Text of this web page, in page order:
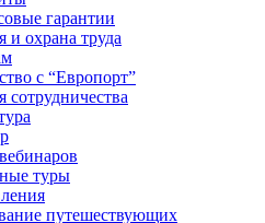
гарантии
и охрана труда
с “Европорт”
сотрудничества
туры
путешествующих